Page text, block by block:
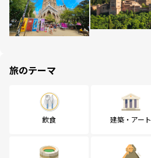
旅のテーマ
飲食 建築・アート